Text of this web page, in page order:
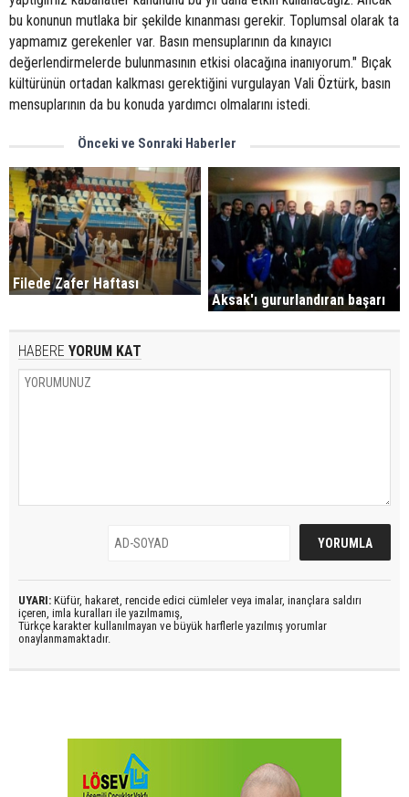
bu konunun mutlaka bir şekilde kınanması gerekir. Toplumsal olarak ta
yapmamız gerekenler var. Basın mensuplarının da kınayıcı
değerlendirmelerde bulunmasının etkisi olacağına inanıyorum." Bıçak
kültürünün ortadan kalkması gerektiğini vurgulayan Vali Öztürk, basın
mensuplarının da bu konuda yardımcı olmalarını istedi.
Önceki ve Sonraki Haberler
Filede Zafer Haftası
Aksak'ı gururlandıran başarı
HABERE YORUM KAT
UYARI: Küfür, hakaret, rencide edici cümleler veya imalar, inançlara saldırı
içeren, imla kuralları ile yazılmamış,
Türkçe karakter kullanılmayan ve büyük harflerle yazılmış yorumlar
onaylanmamaktadır.